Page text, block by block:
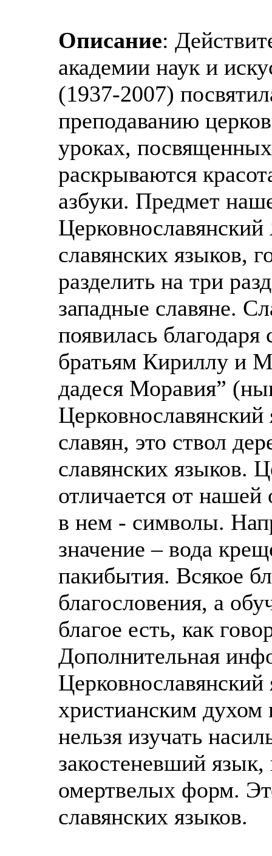
Описание:
академии наук и
(1937-2007)
преподаванию
уроках,
раскрываются
азбуки. Предмет
славянских языков,
разделить на три
западные славяне.
появилась
братьям Кириллу и
дадеся Моравия”
славян, это ствол
славянских языков.
отличается от
в нем - символы.
значение – вода
пакибытия. Всякое
благословения, а
благое есть, как
Дополнительная
христианским духом
нельзя изучать
закостеневший язык,
омертвелых форм.
славянских языков.